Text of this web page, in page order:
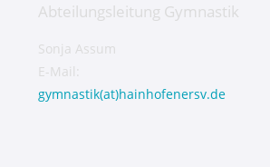
Abteilungsleitung Gymnastik
Sonja Assum
E-Mail:
gymnastik(at)hainhofenersv.de